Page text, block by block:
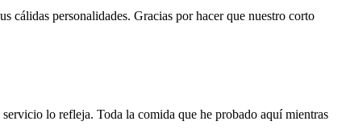
cálidas personalidades. Gracias por hacer que nuestro corto
lo refleja. Toda la comida que he probado aquí mientras